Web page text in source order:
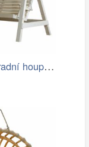
Dřevěná zahradní houpačka Lucas pro 4…